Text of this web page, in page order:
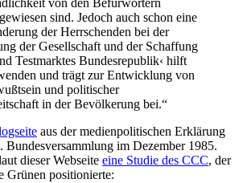
von den Befürwortern
sind. Jedoch auch schon eine
der Herrschenden bei der
der Gesellschaft und der Schaffung
Testmarktes Bundesrepublik‹ hilft
und trägt zur Entwicklung von
und politischer
in der Bevölkerung bei.“
aus der medienpolitischen Erklärung
Bundesversammlung im Dezember 1985.
dieser Webseite eine Studie des CCC, der
Grünen positionierte: